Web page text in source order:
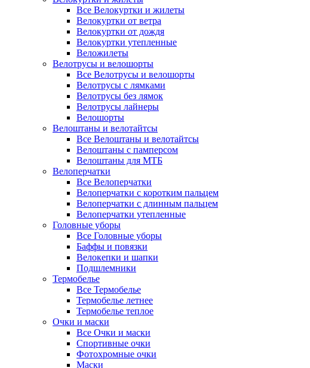
Все Велокуртки и жилеты
Велокуртки от ветра
Велокуртки от дождя
Велокуртки утепленные
Веложилеты
Велотрусы и велошорты
Все Велотрусы и велошорты
Велотрусы с лямками
Велотрусы без лямок
Велотрусы лайнеры
Велошорты
Велоштаны и велотайтсы
Все Велоштаны и велотайтсы
Велоштаны с памперсом
Велоштаны для МТБ
Велоперчатки
Все Велоперчатки
Велоперчатки с коротким пальцем
Велоперчатки с длинным пальцем
Велоперчатки утепленные
Головные уборы
Все Головные уборы
Баффы и повязки
Велокепки и шапки
Подшлемники
Термобелье
Все Термобелье
Термобелье летнее
Термобелье теплое
Очки и маски
Все Очки и маски
Спортивные очки
Фотохромные очки
Маски